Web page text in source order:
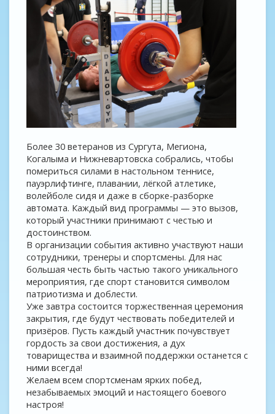
Более 30 ветеранов из Сургута, Мегиона,
Когалыма и Нижневартовска собрались, чтобы
помериться силами в настольном теннисе,
пауэрлифтинге, плавании, лёгкой атлетике,
волейболе сидя и даже в сборке-разборке
автомата. Каждый вид программы — это вызов,
который участники принимают с честью и
достоинством.
В организации события активно участвуют наши
сотрудники, тренеры и спортсмены. Для нас
большая честь быть частью такого уникального
мероприятия, где спорт становится символом
патриотизма и доблести.
Уже завтра состоится торжественная церемония
закрытия, где будут чествовать победителей и
призёров. Пусть каждый участник почувствует
гордость за свои достижения, а дух
товарищества и взаимной поддержки останется с
ними всегда!
Желаем всем спортсменам ярких побед,
незабываемых эмоций и настоящего боевого
настроя!